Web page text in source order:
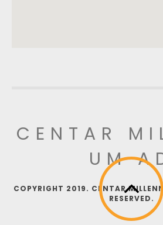
CENTAR
UM
COPYRIGHT 2019. CENTAR
RESERVED.